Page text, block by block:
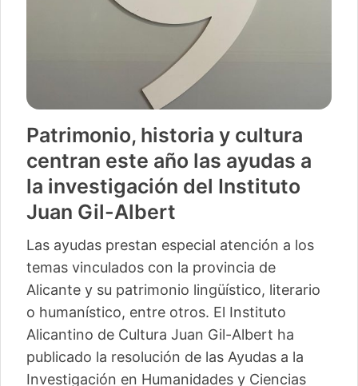
Patrimonio, historia y cultura
centran este año las ayudas a
la investigación del Instituto
Juan Gil-Albert
Las ayudas prestan especial atención a los
temas vinculados con la provincia de
Alicante y su patrimonio lingüístico, literario
o humanístico, entre otros. El Instituto
Alicantino de Cultura Juan Gil-Albert ha
publicado la resolución de las Ayudas a la
Investigación en Humanidades y Ciencias